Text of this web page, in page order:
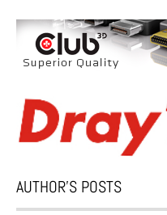
AUTHOR’S POSTS